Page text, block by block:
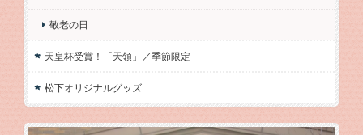
敬老の日
天皇杯受賞！「天領」／季節限定
松下オリジナルグッズ